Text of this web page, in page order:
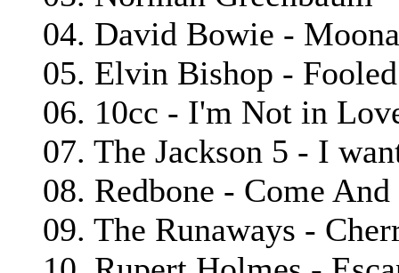
04. David Bowie -
05. Elvin Bishop -
06. 10cc - I'm Not in
07. The Jackson 5 - I
08. Redbone - Come
09. The Runaways -